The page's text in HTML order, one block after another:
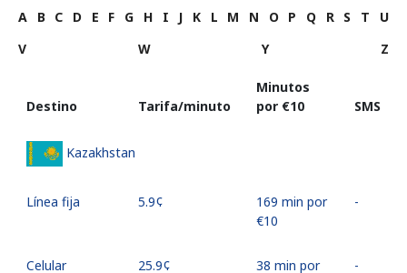
A B C D E F G H I J K L M N O P Q R S T
U
V
W Y Z
Destino Tarifa/minuto
Minutos
por ⁦€10⁩
SMS
Kazakhstan
Línea fija ⁦5.9¢⁩
169 min por
⁦€10⁩
-
Celular ⁦25.9¢⁩
38 min por
-